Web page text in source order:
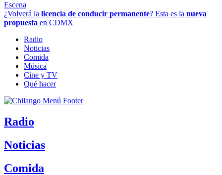
Escena
¿Volverá la licencia de conducir permanente? Esta es la nueva
propuesta en CDMX
Radio
Noticias
Comida
Música
Cine y TV
Qué hacer
Radio
Noticias
Comida